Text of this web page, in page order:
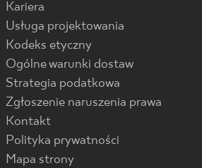
Kariera
Usługa projektowania
Kodeks etyczny
Ogólne warunki dostaw
Strategia podatkowa
Zgłoszenie naruszenia prawa
Kontakt
Polityka prywatności
Mapa strony